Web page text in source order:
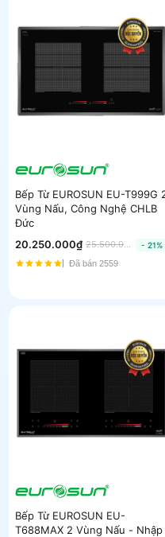
Bếp Từ EUROSUN EU-T999G
Vùng Nấu, Công Nghệ CHLB
Đức
20.250.000₫
- 21%
Đã bán 2559
Bếp Từ EUROSUN EU-
T688MAX 2 Vùng Nấu - Nhập